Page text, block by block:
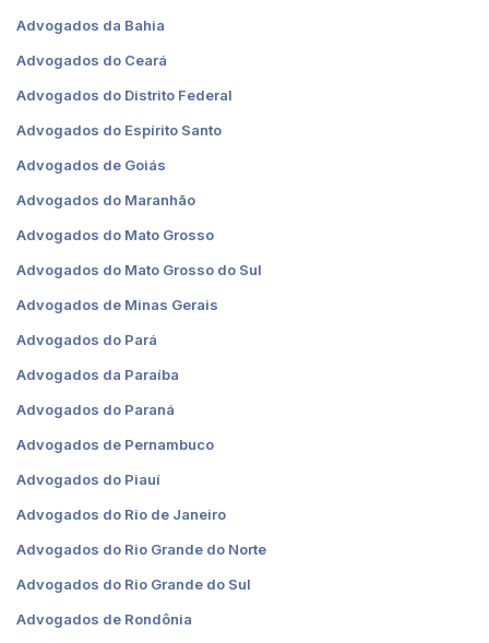
Advogados da Bahia
Advogados do Ceará
Advogados do Distrito Federal
Advogados do Espírito Santo
Advogados de Goiás
Advogados do Maranhão
Advogados do Mato Grosso
Advogados do Mato Grosso do Sul
Advogados de Minas Gerais
Advogados do Pará
Advogados da Paraíba
Advogados do Paraná
Advogados de Pernambuco
Advogados do Piauí
Advogados do Rio de Janeiro
Advogados do Rio Grande do Norte
Advogados do Rio Grande do Sul
Advogados de Rondônia